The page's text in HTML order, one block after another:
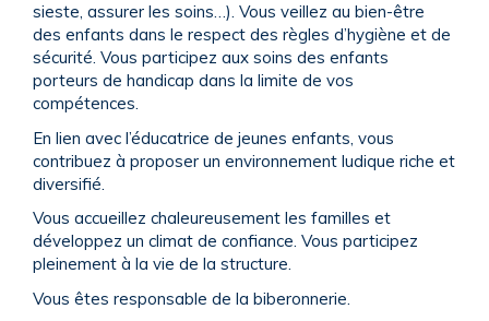
sieste, assurer les soins…). Vous veillez au bien-être
des enfants dans le respect des règles d’hygiène et de
sécurité. Vous participez aux soins des enfants
porteurs de handicap dans la limite de vos
compétences.
En lien avec l’éducatrice de jeunes enfants, vous
contribuez à proposer un environnement ludique riche et
diversifié.
Vous accueillez chaleureusement les familles et
développez un climat de confiance. Vous participez
pleinement à la vie de la structure.
Vous êtes responsable de la biberonnerie.